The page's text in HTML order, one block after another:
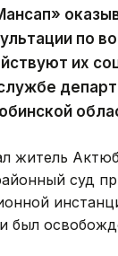
по
их
житель
суд
и был